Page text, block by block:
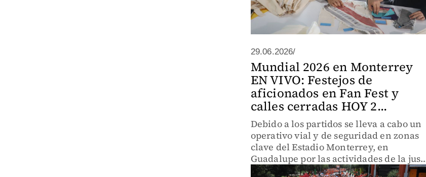
29.06.2026/
Mundial 2026 en Monterrey
EN VIVO: Festejos de
aficionados en Fan Fest y
calles cerradas HOY 2...
Debido a los partidos se lleva a cabo un
operativo vial y de seguridad en zonas
clave del Estadio Monterrey, en
Guadalupe por las actividades de la
mundialista.